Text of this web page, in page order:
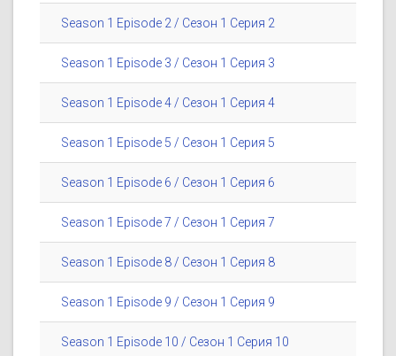
Season 1 Episode 2 / Сезон 1 Серия 2
Season 1 Episode 3 / Сезон 1 Серия 3
Season 1 Episode 4 / Сезон 1 Серия 4
Season 1 Episode 5 / Сезон 1 Серия 5
Season 1 Episode 6 / Сезон 1 Серия 6
Season 1 Episode 7 / Сезон 1 Серия 7
Season 1 Episode 8 / Сезон 1 Серия 8
Season 1 Episode 9 / Сезон 1 Серия 9
Season 1 Episode 10 / Сезон 1 Серия 10